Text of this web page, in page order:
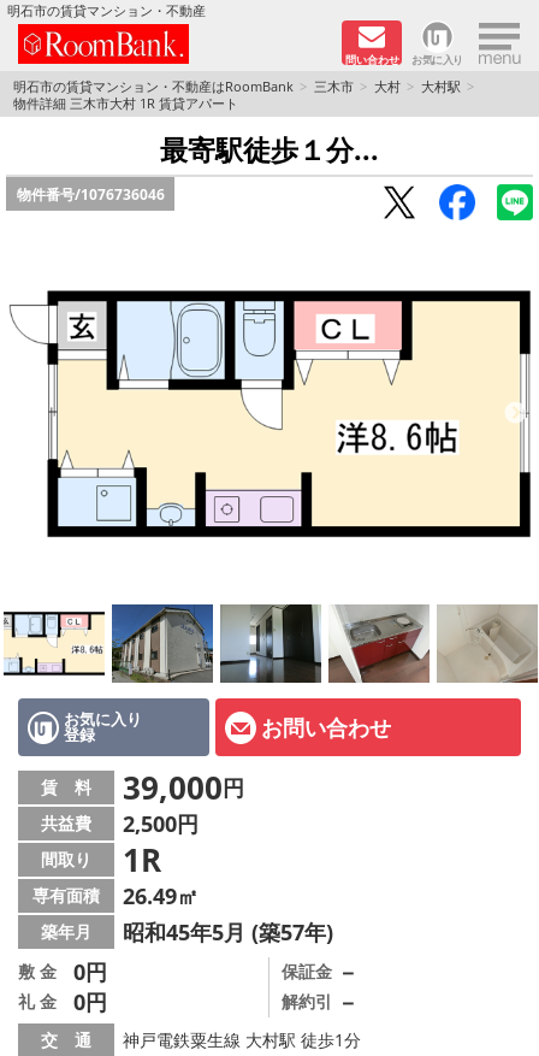
明石市の賃貸マンション・不動産
問い合わせ お気に入り ×
TOPページ
分譲マンションシリーズ
リノベーション物件
オートロック付き物件特集
路線·駅から探す
地図から探す
オーナー様へ
スタッフ紹介ページ
LINE公式アカウント
店舗情報·アクセス
会社概要
メールでお問い合わせ
明石市の賃貸マンション・不動産はRoomBank 三木市 大村
大村駅
物件詳細 三木市大村 1R 賃貸アパート
最寄駅徒歩１分...
物件番号/1076736046
お気に入り
登録 お問い合わせ
賃 料 39,000円
共益費 2,500円
間取り 1R
専有面積 26.49㎡
築年月 昭和45年5月 (築57年)
敷 金 0円
礼 金 0円
保証金 －
解約引 －
交 通
神戸電鉄粟生線 大村駅 徒歩1分